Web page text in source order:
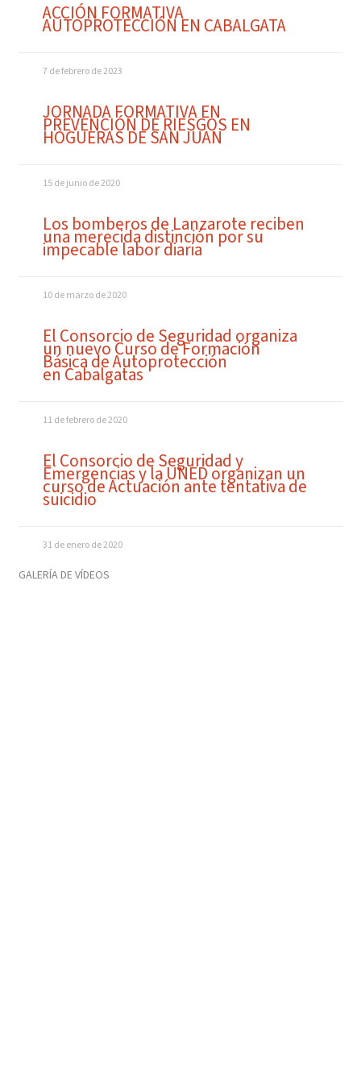
ACCIÓN FORMATIVA
AUTOPROTECCIÓN EN CABALGATA
7 de febrero de 2023
JORNADA FORMATIVA EN
PREVENCIÓN DE RIESGOS EN
HOGUERAS DE SAN JUAN
15 de junio de 2020
Los bomberos de Lanzarote reciben
una merecida distinción por su
impecable labor diaria
10 de marzo de 2020
El Consorcio de Seguridad organiza
un nuevo Curso de Formación
Básica de Autoprotección
en Cabalgatas
11 de febrero de 2020
El Consorcio de Seguridad y
Emergencias y la UNED organizan un
curso de Actuación ante tentativa de
suicidio
31 de enero de 2020
GALERÍA DE VÍDEOS